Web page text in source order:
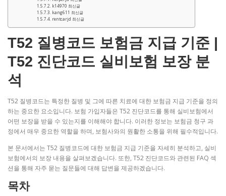
k14970 최신글
kang611 최신글
rentcarjd 최신글
T52 질병코드 보험금 지급 기준 |
T52 진단코드 실비보험 보장 분
석
T52 질병코드는 특정한 질병 및 그에 따른 치료에 대한 보험금 지급 기준을 정의
하는 중요한 요소입니다. 보험 가입자들은 T52 진단코드를 통해 실비보험에서
어떤 보장을 받을 수 있는지를 이해해야 합니다. 이러한 정보는 보험금 청구 과
정에서 매우 중요한 역할을 하며, 보험사와의 원활한 소통을 위해 필수적입니다.
본 문서에서는 T52 질병코드에 대한 보험금 지급 기준을 자세히 분석하고, 실비
보험에서의 보장 내용을 살펴보겠습니다. 또한, T52 진단코드와 관련된 FAQ 섹
션을 통해 자주 묻는 질문들에 대해 답변을 제공하겠습니다.
목차